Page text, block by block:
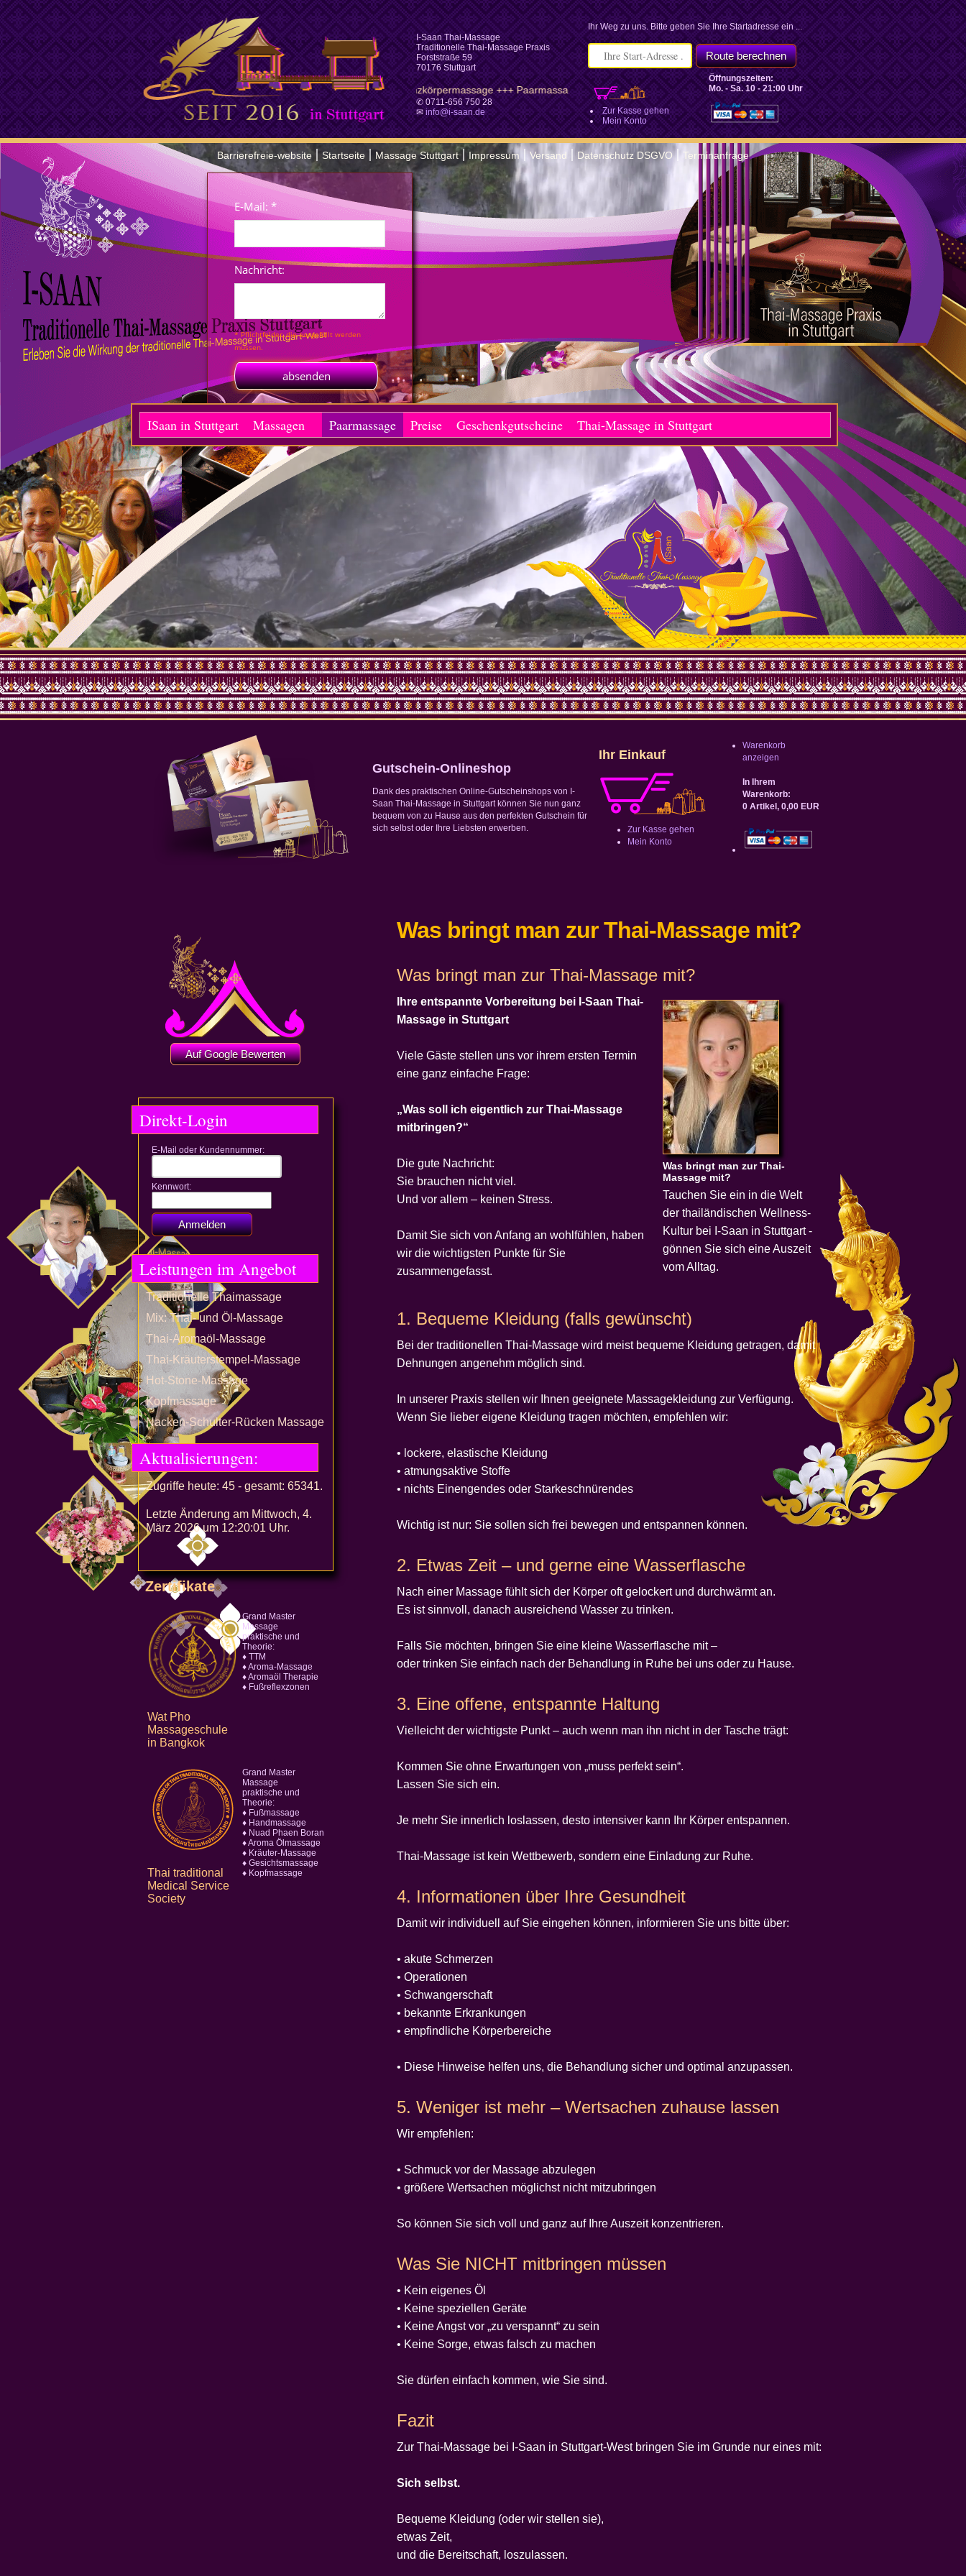
I-Saan Thai-Massage
Traditionelle Thai-Massage Praxis
Forststraße 59
70176 Stuttgart
+++ Kopf, Schulter, Rücken Massage, Relax Massage, Ganzkörpermassage +++ Paarmassage Stuttgart
✆ 0711-656 750 28
✉info@i-saan.de
Ihr Weg zu uns. Bitte geben Sie Ihre Startadresse ein ...
Zur Kasse gehen
Mein Konto
Öffnungszeiten:
Mo. - Sa. 10 - 21:00 Uhr
Barrierefreie-website | Startseite |Massage Stuttgart| Impressum|Versand |Datenschutz DSGVO| Terminanfrage
ISaan in Stuttgart Massagen Paarmassage Preise Geschenkgutscheine Thai-Massage in Stuttgart
Gutschein-Onlineshop
Dank des praktischen Online-Gutscheinshops von I-
Saan Thai-Massage in Stuttgart können Sie nun ganz
bequem von zu Hause aus den perfekten Gutschein für
sich selbst oder Ihre Liebsten erwerben.
Ihr Einkauf
Zur Kasse gehen
Mein Konto
Warenkorb
anzeigen
In Ihrem
Warenkorb:
0 Artikel, 0,00 EUR
Was bringt man zur Thai-Massage mit?
Was bringt man zur Thai-Massage mit?
Was bringt man zur Thai-
Massage mit?
Tauchen Sie ein in die Welt
der thailändischen Wellness-
Kultur bei I-Saan in Stuttgart -
gönnen Sie sich eine Auszeit
vom Alltag.
Ihre entspannte Vorbereitung bei I-Saan Thai-
Massage in Stuttgart
Viele Gäste stellen uns vor ihrem ersten Termin
eine ganz einfache Frage:
„Was soll ich eigentlich zur Thai-Massage
mitbringen?“
Die gute Nachricht:
Sie brauchen nicht viel.
Und vor allem – keinen Stress.
Damit Sie sich von Anfang an wohlfühlen, haben
wir die wichtigsten Punkte für Sie
zusammengefasst.
1. Bequeme Kleidung (falls gewünscht)
Bei der traditionellen Thai-Massage wird meist bequeme Kleidung getragen, damit
Dehnungen angenehm möglich sind.
In unserer Praxis stellen wir Ihnen geeignete Massagekleidung zur Verfügung.
Wenn Sie lieber eigene Kleidung tragen möchten, empfehlen wir:
• lockere, elastische Kleidung
• atmungsaktive Stoffe
• nichts Einengendes oder Starkeschnürendes
Wichtig ist nur: Sie sollen sich frei bewegen und entspannen können.
2. Etwas Zeit – und gerne eine Wasserflasche
Nach einer Massage fühlt sich der Körper oft gelockert und durchwärmt an.
Es ist sinnvoll, danach ausreichend Wasser zu trinken.
Falls Sie möchten, bringen Sie eine kleine Wasserflasche mit –
oder trinken Sie einfach nach der Behandlung in Ruhe bei uns oder zu Hause.
3. Eine offene, entspannte Haltung
Vielleicht der wichtigste Punkt – auch wenn man ihn nicht in der Tasche trägt:
Kommen Sie ohne Erwartungen von „muss perfekt sein“.
Lassen Sie sich ein.
Je mehr Sie innerlich loslassen, desto intensiver kann Ihr Körper entspannen.
Thai-Massage ist kein Wettbewerb, sondern eine Einladung zur Ruhe.
4. Informationen über Ihre Gesundheit
Damit wir individuell auf Sie eingehen können, informieren Sie uns bitte über:
• akute Schmerzen
• Operationen
• Schwangerschaft
• bekannte Erkrankungen
• empfindliche Körperbereiche
• Diese Hinweise helfen uns, die Behandlung sicher und optimal anzupassen.
5. Weniger ist mehr – Wertsachen zuhause lassen
Wir empfehlen:
• Schmuck vor der Massage abzulegen
• größere Wertsachen möglichst nicht mitzubringen
So können Sie sich voll und ganz auf Ihre Auszeit konzentrieren.
Was Sie NICHT mitbringen müssen
• Kein eigenes Öl
• Keine speziellen Geräte
• Keine Angst vor „zu verspannt“ zu sein
• Keine Sorge, etwas falsch zu machen
Sie dürfen einfach kommen, wie Sie sind.
Fazit
Zur Thai-Massage bei I-Saan in Stuttgart-West bringen Sie im Grunde nur eines mit:
Sich selbst.
Bequeme Kleidung (oder wir stellen sie),
etwas Zeit,
und die Bereitschaft, loszulassen.
Auf Google Bewerten
Direkt-Login
E-Mail oder Kundennummer:
Kennwort:
Leistungen im Angebot
Traditionelle Thaimassage
Mix: Thai- und Öl-Massage
Thai-Aromaöl-Massage
Thai-Kräuterstempel-Massage
Hot-Stone-Massage
Kopfmassage
Nacken-Schulter-Rücken Massage
Aktualisierungen:
Zugriffe heute: 45 - gesamt: 65341.
Letzte Änderung am Mittwoch, 4.
März 2026 um 12:20:01 Uhr.
Zertifikate
Wat Pho
Massageschule
in Bangkok
Grand Master
Massage
praktische und
Theorie:
♦ TTM
♦ Aroma-Massage
♦ Aromaöl Therapie
♦ Fußreflexzonen
Thai traditional
Medical Service
Society
Grand Master
Massage
praktische und
Theorie:
♦ Fußmassage
♦ Handmassage
♦ Nuad Phaen Boran
♦ Aroma Ölmassage
♦ Kräuter-Massage
♦ Gesichtsmassage
♦ Kopfmassage